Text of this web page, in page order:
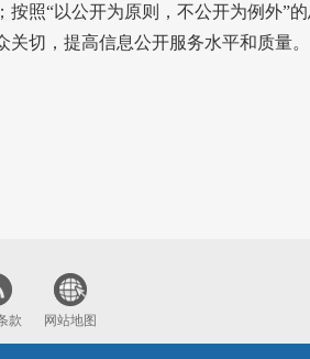
按照“以公开为原则，不公开为例外”
关切，提高信息公开服务水平和质量。
款 网站地图